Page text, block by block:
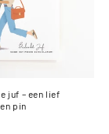
juf – een lief
pin